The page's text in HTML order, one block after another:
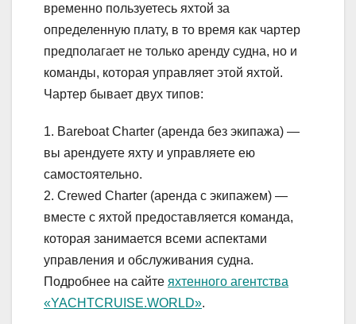
временно пользуетесь яхтой за
определенную плату, в то время как чартер
предполагает не только аренду судна, но и
команды, которая управляет этой яхтой.
Чартер бывает двух типов:
1. Bareboat Charter (аренда без экипажа) —
вы арендуете яхту и управляете ею
самостоятельно.
2. Crewed Charter (аренда с экипажем) —
вместе с яхтой предоставляется команда,
которая занимается всеми аспектами
управления и обслуживания судна.
Подробнее на сайте яхтенного агентства
«YACHTCRUISE.WORLD».